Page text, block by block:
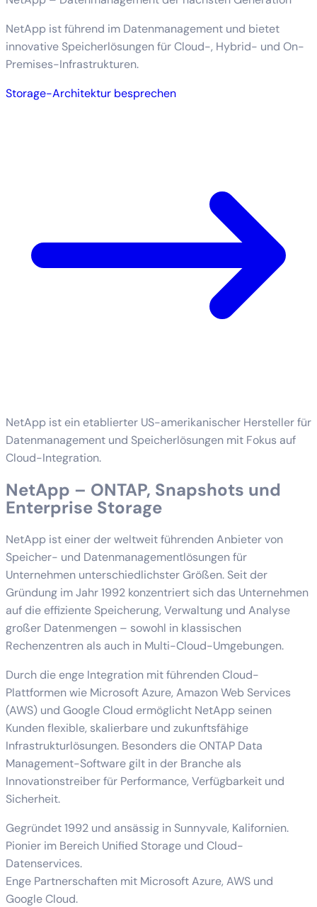
NetApp ist führend im Datenmanagement und bietet
innovative Speicherlösungen für Cloud-, Hybrid- und On-
Premises-Infrastrukturen.
Storage-Architektur besprechen
NetApp ist ein etablierter US-amerikanischer Hersteller für
Datenmanagement und Speicherlösungen mit Fokus auf
Cloud-Integration.
NetApp – ONTAP, Snapshots und
Enterprise Storage
NetApp ist einer der weltweit führenden Anbieter von
Speicher- und Datenmanagementlösungen für
Unternehmen unterschiedlichster Größen. Seit der
Gründung im Jahr 1992 konzentriert sich das Unternehmen
auf die effiziente Speicherung, Verwaltung und Analyse
großer Datenmengen – sowohl in klassischen
Rechenzentren als auch in Multi-Cloud-Umgebungen.
Durch die enge Integration mit führenden Cloud-
Plattformen wie Microsoft Azure, Amazon Web Services
(AWS) und Google Cloud ermöglicht NetApp seinen
Kunden flexible, skalierbare und zukunftsfähige
Infrastrukturlösungen. Besonders die ONTAP Data
Management-Software gilt in der Branche als
Innovationstreiber für Performance, Verfügbarkeit und
Sicherheit.
Gegründet 1992 und ansässig in Sunnyvale, Kalifornien.
Pionier im Bereich Unified Storage und Cloud-
Datenservices.
Enge Partnerschaften mit Microsoft Azure, AWS und
Google Cloud.